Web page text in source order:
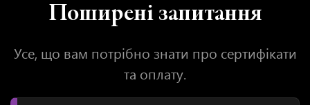
Поширені запитання
Усе, що вам потрібно знати про сертифікати
та оплату.